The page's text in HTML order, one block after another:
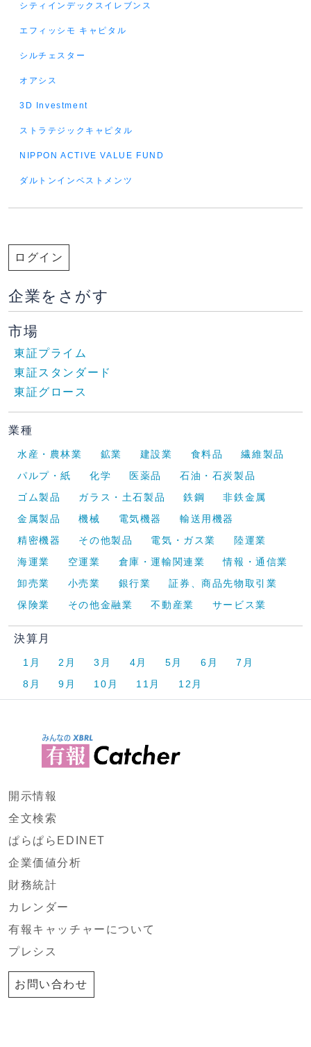
シティインデックスイレブンス
エフィッシモ キャピタル
シルチェスター
オアシス
3D Investment
ストラテジックキャピタル
NIPPON ACTIVE VALUE FUND
ダルトンインベストメンツ
ログイン
企業をさがす
市場
東証プライム
東証スタンダード
東証グロース
業種
水産・農林業 鉱業 建設業 食料品
繊維製品
パルプ・紙
化学 医薬品
石油・石炭製品
ゴム製品
ガラス・土石製品 鉄鋼
非鉄金属
金属製品
機械 電気機器
輸送用機器
精密機器
その他製品 電気・ガス業
陸運業
海運業
空運業 倉庫・運輸関連業
情報・通信業
卸売業
小売業 銀行業
証券、商品先物取引業
保険業
その他金融業 不動産業 サービス業
決算月
1月 2月 3月 4月 5月 6月
7月
8月
9月 10月 11月 12月
開示情報
全文検索
ぱらぱらEDINET
企業価値分析
財務統計
カレンダー
有報キャッチャーについて
プレシス
お問い合わせ